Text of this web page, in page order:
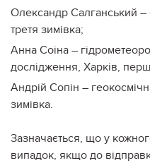
Олександр Салганський –
третя зимівка;
Анна Соіна –
дослідження, Харків,
Андрій Сопін –
зимівка.
Зазначається, що у
випадок, якщо до